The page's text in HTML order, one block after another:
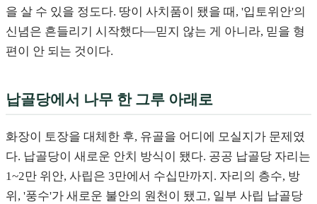
을 살 수 있을 정도다. 땅이 사치품이 됐을 때, '입토위안'의
신념은 흔들리기 시작했다—믿지 않는 게 아니라, 믿을 형
편이 안 되는 것이다.
납골당에서 나무 한 그루 아래로
화장이 토장을 대체한 후, 유골을 어디에 모실지가 문제였
다. 납골당이 새로운 안치 방식이 됐다. 공공 납골당 자리는
1~2만 위안, 사립은 3만에서 수십만까지. 자리의 층수, 방
위, '풍수'가 새로운 불안의 원천이 됐고, 일부 사립 납골당